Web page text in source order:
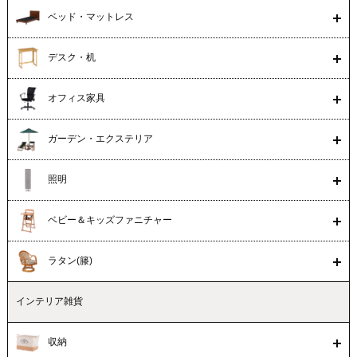
ベッド・マットレス
デスク・机
オフィス家具
ガーデン・エクステリア
照明
ベビー＆キッズファニチャー
ラタン(籐)
インテリア雑貨
収納